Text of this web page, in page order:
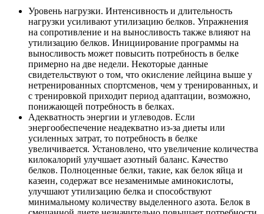
Уровень нагрузки. Интенсивность и длительность
нагрузки усиливают утилизацию белков. Упражнения
на сопротивление и на выносливость также влияют на
утилизацию белков. Инициирование программы на
выносливость может повысить потребность в белке
примерно на две недели. Некоторые данные
свидетельствуют о том, что окисление лейцина выше у
нетренированных спортсменов, чем у тренированных, и
с тренировкой приходит период адаптации, возможно,
понижающей потребность в белках.
Адекватность энергии и углеводов. Если
энергообеспечение неадекватно из-за диеты или
усиленных затрат, то потребность в белке
увеличивается. Установлено, что увеличение количества
килокалорий улучшает азотный баланс. Качество
белков. Полноценные белки, такие, как белок яйца и
казеин, содержат все незаменимые аминокислоты,
улучшают утилизацию белка и способствуют
минимальному количеству выделенного азота. Белок в